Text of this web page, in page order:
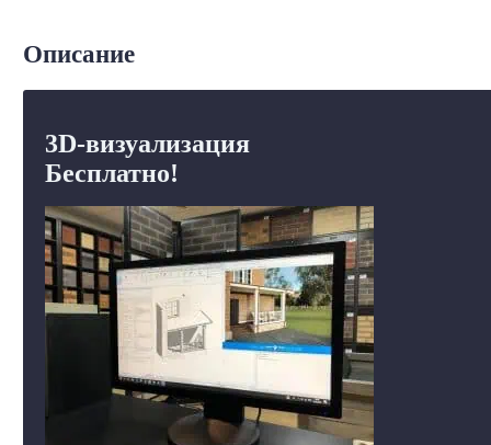
Описание
3D-визуализация
Бесплатно!